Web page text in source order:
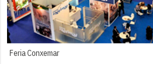
Feria Conxemar